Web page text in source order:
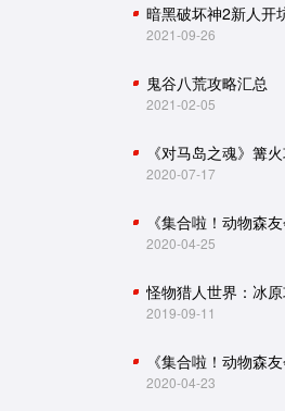
暗黑破坏神2新人开
2021-09-26
鬼谷八荒攻略汇总
2021-02-05
《对马岛之魂》篝
2020-07-17
《集合啦！动物森
2020-04-25
2019-09-11
《集合啦！动物森
2020-04-23